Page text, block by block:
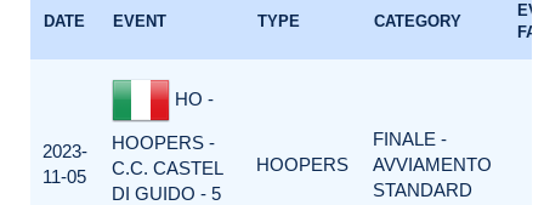
DATE EVENT TYPE CATEGORY
2023-
11-05
HO -
HOOPERS -
C.C. CASTEL
DI GUIDO - 5
HOOPERS
FINALE -
AVVIAMENTO
STANDARD